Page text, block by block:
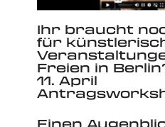
Ihr braucht
für
Freien in
11. April